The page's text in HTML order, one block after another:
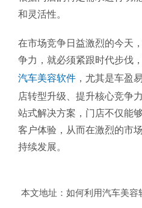
和灵活性。
在市场竞争日益激烈的今天
争力，就必须紧跟时代步伐
汽车美容软件 ，尤其是车盈
店转型升级、提升核心竞争
站式解决方案，门店不仅能
客户体验，从而在激烈的市
持续发展。
本文地址： 如何利用汽车美容